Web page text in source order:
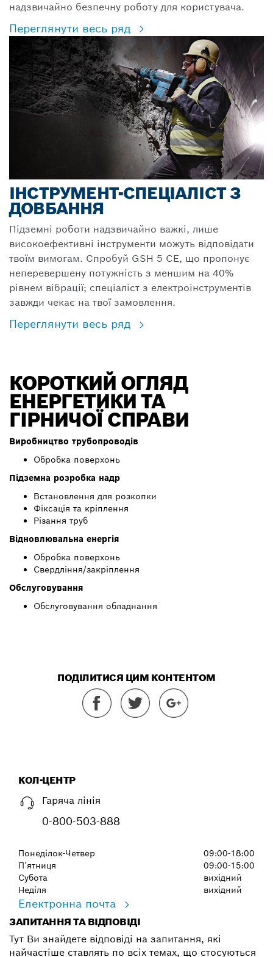
надзвичайно безпечну роботу для користувача.
Переглянути весь ряд
ІНСТРУМЕНТ-СПЕЦІАЛІСТ З
ДОВБАННЯ
Підземні роботи надзвичайно важкі, лише
високоефективні інструменти можуть відповідати
твоїм вимогам. Спробуй GSH 5 CE, що пропонує
неперевершену потужність з меншим на 40%
рівнем вібрації; спеціаліст з електроінструментів
завжди чекає на твої замовлення.
Переглянути весь ряд
КОРОТКИЙ ОГЛЯД
ЕНЕРГЕТИКИ ТА
ГІРНИЧОЇ СПРАВИ
Виробництво трубопроводів
Обробка поверхонь
Підземна розробка надр
Встановлення для розкопки
Фіксація та кріплення
Різання труб
Відновлювальна енергія
Обробка поверхонь
Свердління/закріплення
Обслуговування
Обслуговування обладнання
ПОДІЛИТИСЯ ЦИМ КОНТЕНТОМ
КОЛ-ЦЕНТР
Гаряча лінія
0-800-503-888
Понеділок-Четвер
П’ятниця
Субота
Неділя
09:00-18:00
09:00-15:00
вихідний
вихідний
Електронна почта
ЗАПИТАННЯ ТА ВІДПОВІДІ
Тут Ви знайдете відповіді на запитання, які
найчастіше ставлять по всіх темах, що стосуються